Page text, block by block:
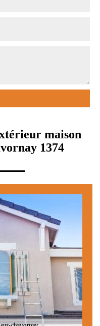
maison
1374